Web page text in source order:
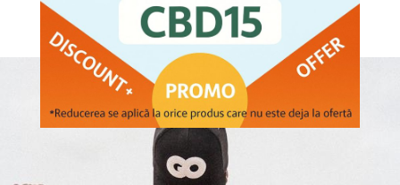
bun pentru sportivi?
Ulei CBDOn 24/03/2023 0